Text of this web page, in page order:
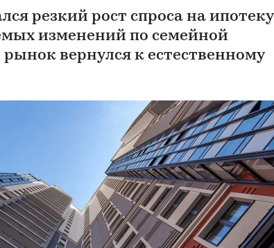
резкий рост спроса на ипотеку
изменений по семейной
вернулся к естественному